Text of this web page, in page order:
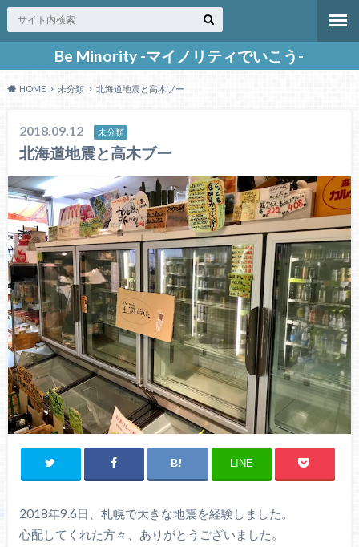
Be Minority -マイノリティでいこう-
HOME 未分類 北海道地震と高木ブー
2018.09.12 未分類
北海道地震と高木ブー
LINE
2018年9.6日、札幌で大きな地震を経験しました。
心配してくれた方々、ありがとうございました。